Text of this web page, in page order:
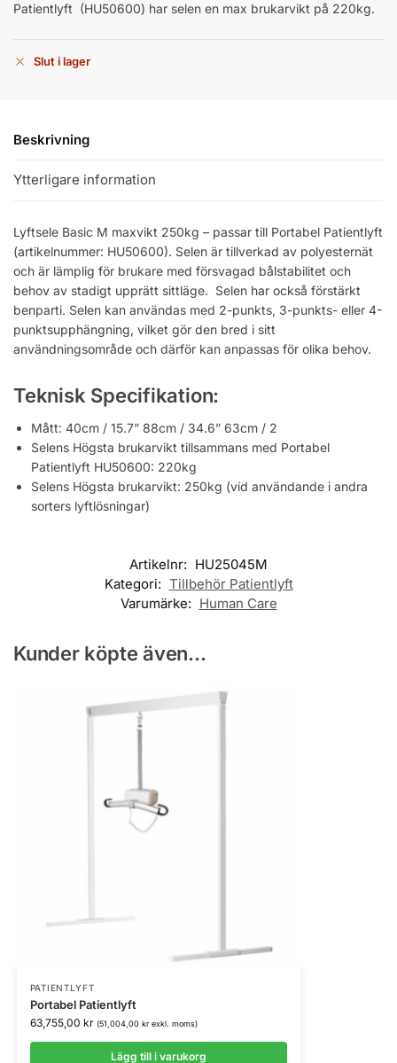
Patientlyft (HU50600) har selen en max brukarvikt på 220kg.
Slut i lager
Beskrivning
Ytterligare information
Lyftsele Basic M maxvikt 250kg – passar till Portabel Patientlyft
(artikelnummer: HU50600). Selen är tillverkad av polyesternät
och är lämplig för brukare med försvagad bålstabilitet och
behov av stadigt upprätt sittläge. Selen har också förstärkt
benparti. Selen kan användas med 2-punkts, 3-punkts- eller 4-
punktsupphängning, vilket gör den bred i sitt
användningsområde och därför kan anpassas för olika behov.
Teknisk Specifikation:
Mått: 40cm / 15.7” 88cm / 34.6” 63cm / 2
Selens Högsta brukarvikt tillsammans med Portabel
Patientlyft HU50600: 220kg
Selens Högsta brukarvikt: 250kg (vid användande i andra
sorters lyftlösningar)
Artikelnr: HU25045M
Kategori: Tillbehör Patientlyft
Varumärke: Human Care
Kunder köpte även...
PATIENTLYFT
Portabel Patientlyft
63,755,00 kr (51,004,00 krexkl. moms)
Lägg till i varukorg